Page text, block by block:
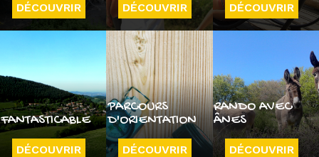
DÉCOUVRIR DÉCOUVRIR DÉCOUVRIR
FANTASTICABLE
DÉCOUVRIR
PARCOURS
D'ORIENTATION
DÉCOUVRIR
RANDO AVEC
ÂNES
DÉCOUVRIR